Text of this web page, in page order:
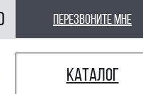
перезвоните мне
Каталог